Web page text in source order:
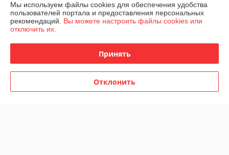
Контакты
Доставка и оплата
Мы используем файлы cookies для обеспечения удобства
пользователей портала и предоставления персональных
рекомендаций. Вы можете настроить файлы cookies или
отключить их.
Принять
Отклонить